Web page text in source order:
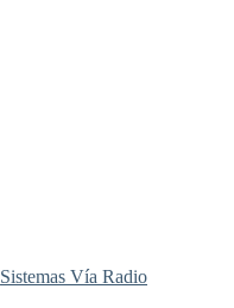
Sistemas Vía Radio